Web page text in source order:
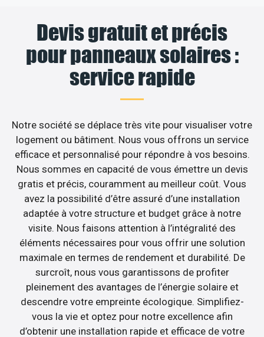
Devis gratuit et précis
pour panneaux solaires :
service rapide
Notre société se déplace très vite pour visualiser votre
logement ou bâtiment. Nous vous offrons un service
efficace et personnalisé pour répondre à vos besoins.
Nous sommes en capacité de vous émettre un devis
gratis et précis, couramment au meilleur coût. Vous
avez la possibilité d’être assuré d’une installation
adaptée à votre structure et budget grâce à notre
visite. Nous faisons attention à l’intégralité des
éléments nécessaires pour vous offrir une solution
maximale en termes de rendement et durabilité. De
surcroît, nous vous garantissons de profiter
pleinement des avantages de l’énergie solaire et
descendre votre empreinte écologique. Simplifiez-
vous la vie et optez pour notre excellence afin
d’obtenir une installation rapide et efficace de votre